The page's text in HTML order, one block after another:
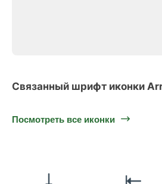
Связанный шрифт иконки
Посмотреть все иконки